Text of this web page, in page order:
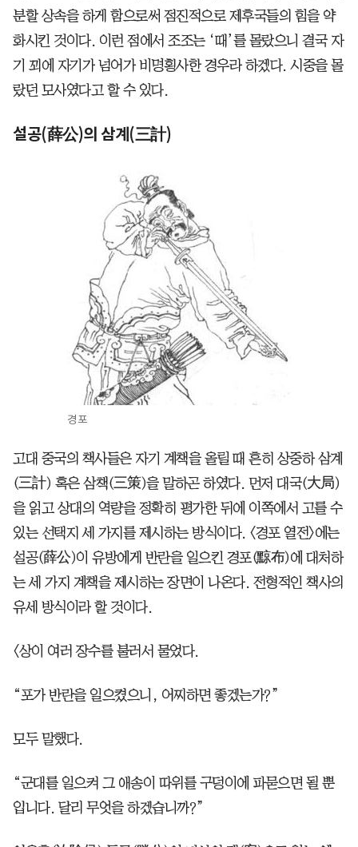
분할 상속을 하게 함으로써 점진적으로 제후국들의 힘을 약
화시킨 것이다. 이런 점에서 조조는 ‘때’를 몰랐으니 결국 자
기 꾀에 자기가 넘어가 비명횡사한 경우라 하겠다. 시중을 몰
랐던 모사였다고 할 수 있다.
설공(薛公)의 삼계(三計)
경포
고대 중국의 책사들은 자기 계책을 올릴 때 흔히 상중하 삼계
(三計) 혹은 삼책(三策)을 말하곤 하였다. 먼저 대국(大局)
을 읽고 상대의 역량을 정확히 평가한 뒤에 이쪽에서 고를 수
있는 선택지 세 가지를 제시하는 방식이다. 〈경포 열전〉에는
설공(薛公)이 유방에게 반란을 일으킨 경포(黥布)에 대처하
는 세 가지 계책을 제시하는 장면이 나온다. 전형적인 책사의
유세 방식이라 할 것이다.
〈상이 여러 장수를 불러서 물었다.
“포가 반란을 일으켰으니, 어찌하면 좋겠는가?”
모두 말했다.
“군대를 일으켜 그 애송이 따위를 구덩이에 파묻으면 될 뿐
입니다. 달리 무엇을 하겠습니까?”